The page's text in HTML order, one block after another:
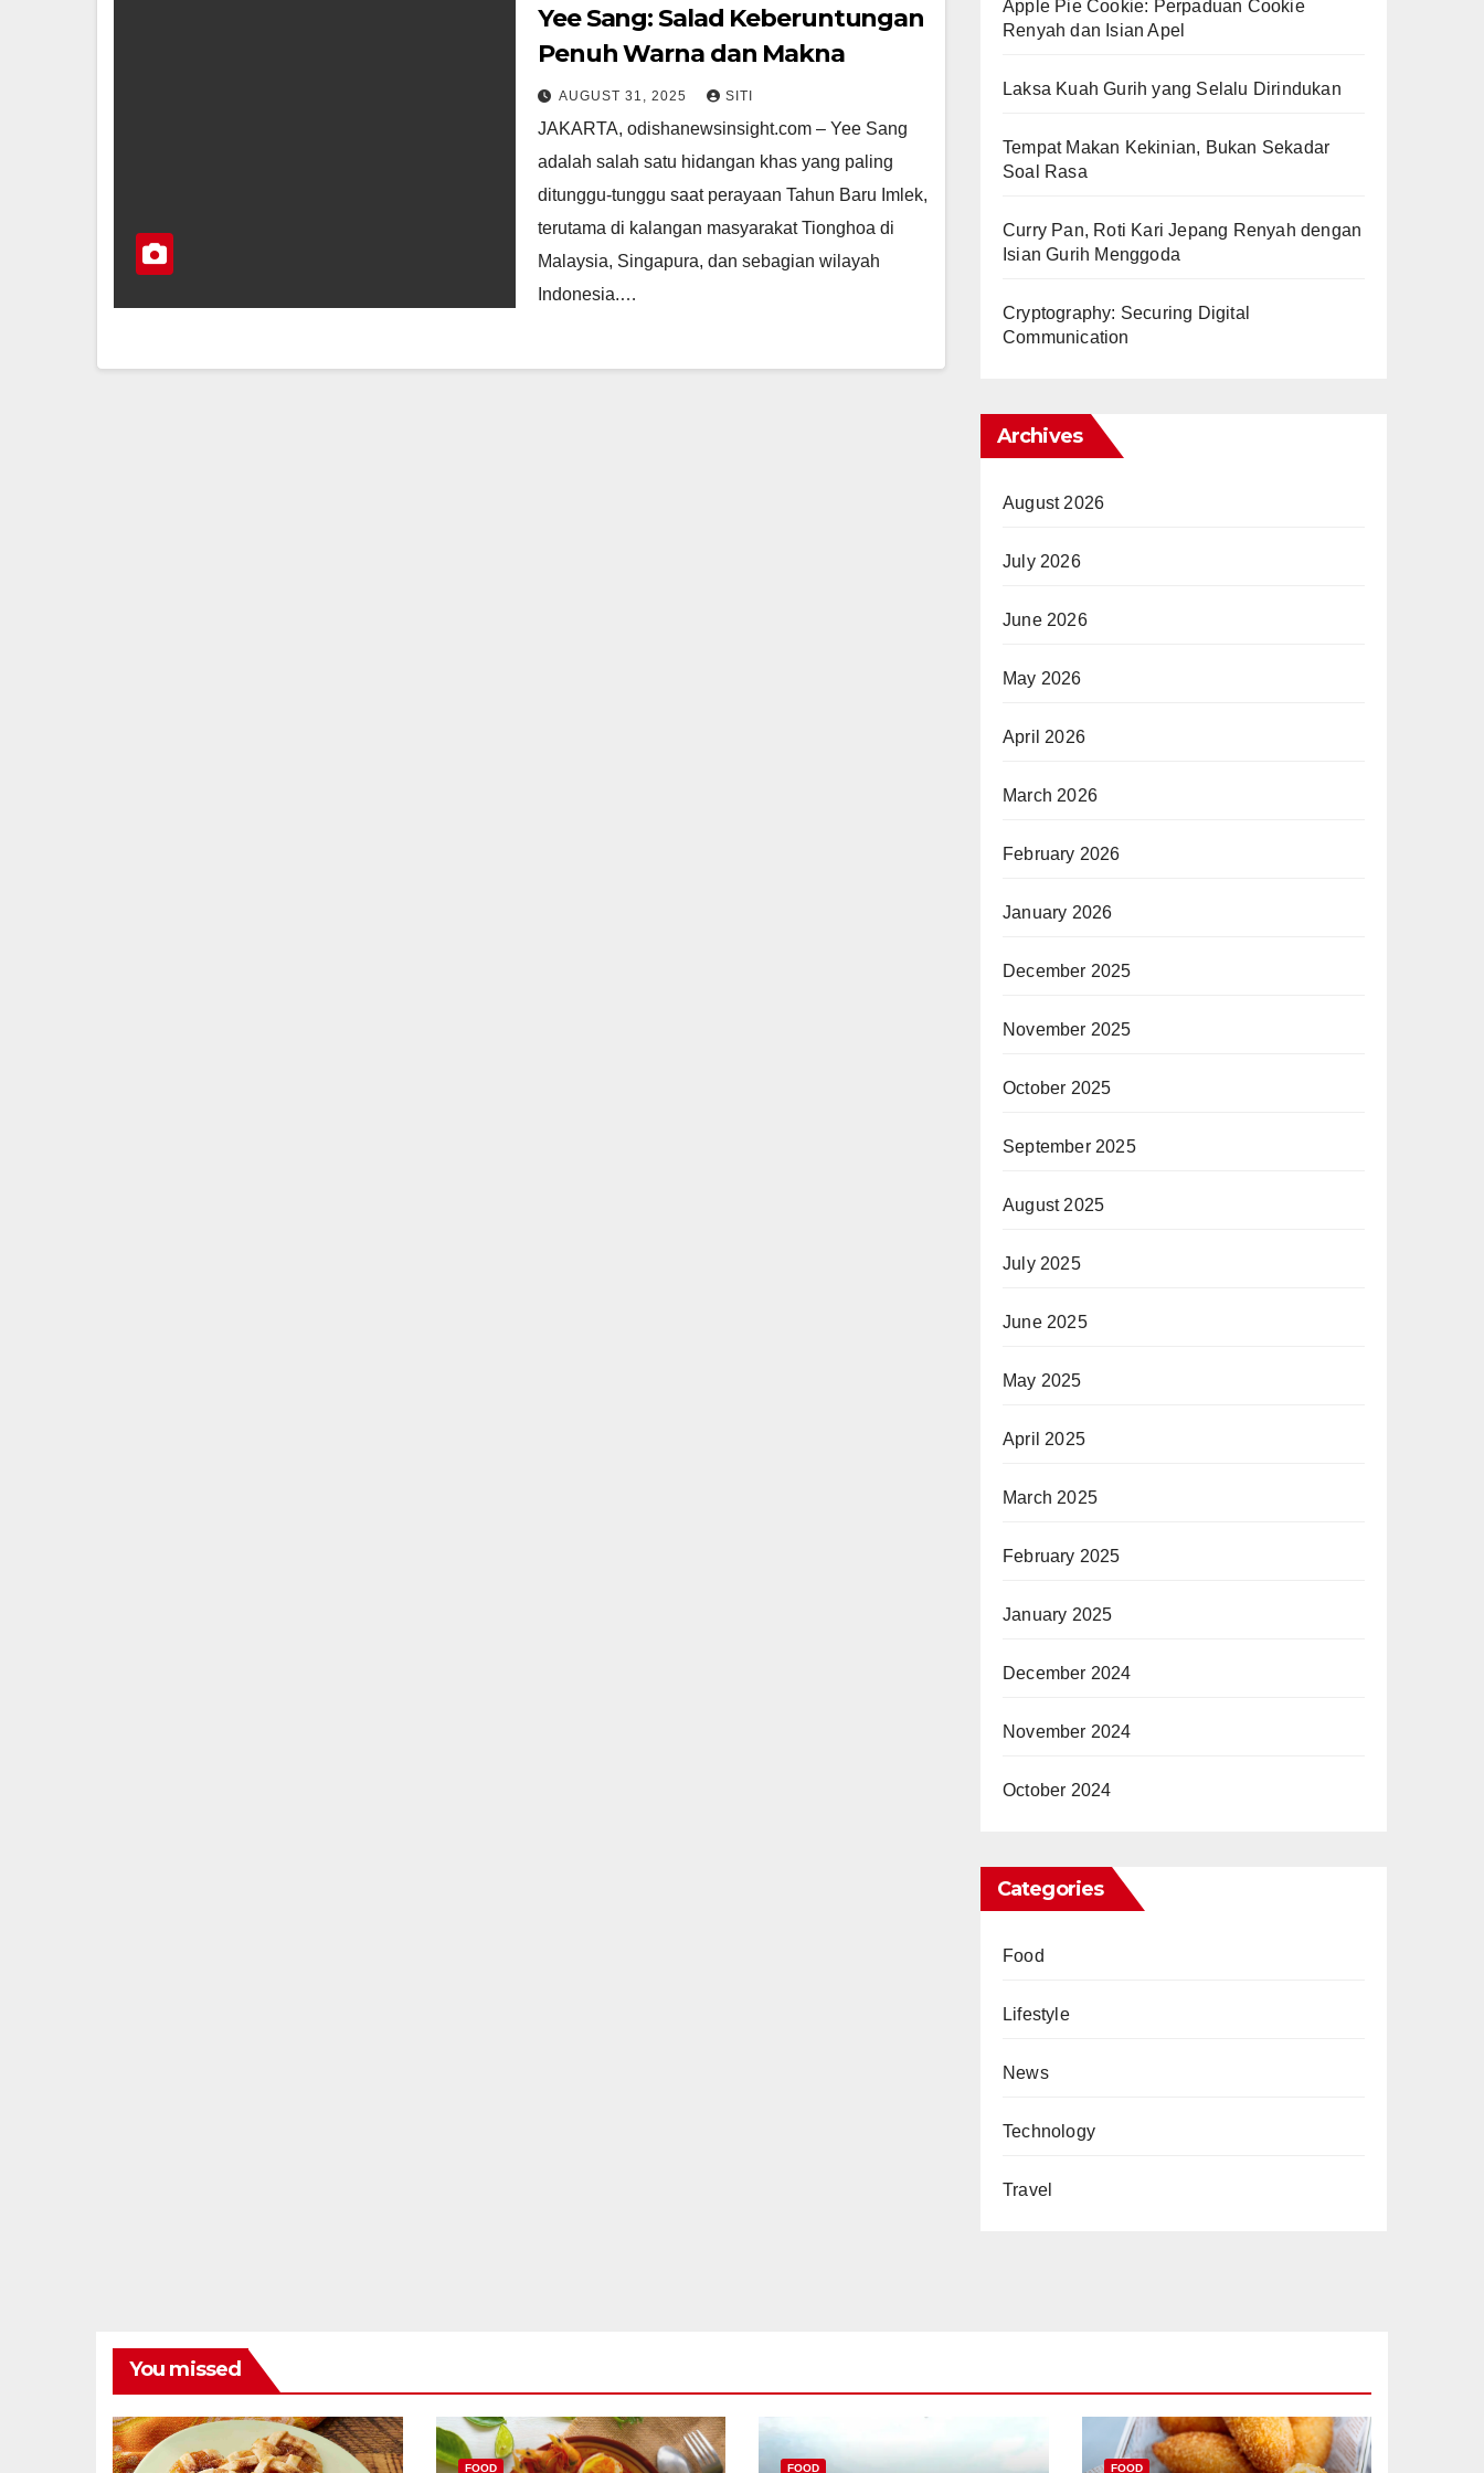
Yee Sang: Salad Keberuntungan
Penuh Warna dan Makna
AUGUST 31, 2025 SITI
JAKARTA, odishanewsinsight.com – Yee Sang
adalah salah satu hidangan khas yang paling
ditunggu-tunggu saat perayaan Tahun Baru Imlek,
terutama di kalangan masyarakat Tionghoa di
Malaysia, Singapura, dan sebagian wilayah
Indonesia.…
Apple Pie Cookie: Perpaduan Cookie
Renyah dan Isian Apel
Laksa Kuah Gurih yang Selalu Dirindukan
Tempat Makan Kekinian, Bukan Sekadar
Soal Rasa
Curry Pan, Roti Kari Jepang Renyah dengan
Isian Gurih Menggoda
Cryptography: Securing Digital
Communication
Archives
August 2026
July 2026
June 2026
May 2026
April 2026
March 2026
February 2026
January 2026
December 2025
November 2025
October 2025
September 2025
August 2025
July 2025
June 2025
May 2025
April 2025
March 2025
February 2025
January 2025
December 2024
November 2024
October 2024
Categories
Food
Lifestyle
News
Technology
Travel
You missed
FOOD FOOD FOOD